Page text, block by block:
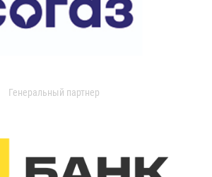
Генеральный партнер